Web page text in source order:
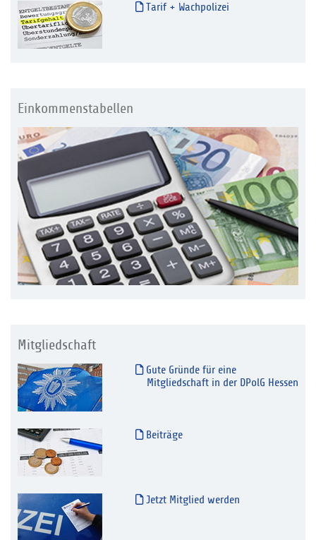
Tarif + Wachpolizei
Einkommenstabellen
Mitgliedschaft
Gute Gründe für eine
Mitgliedschaft in der DPolG Hessen
Beiträge
Jetzt Mitglied werden